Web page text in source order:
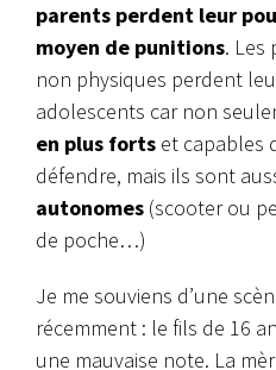
parents perdent leur
moyen de punitions. Les
non physiques perdent
adolescents car non
en plus forts et capables
défendre, mais ils sont
autonomes (scooter ou
de poche…)
Je me souviens d’une
récemment : le fils de 16
une mauvaise note. La